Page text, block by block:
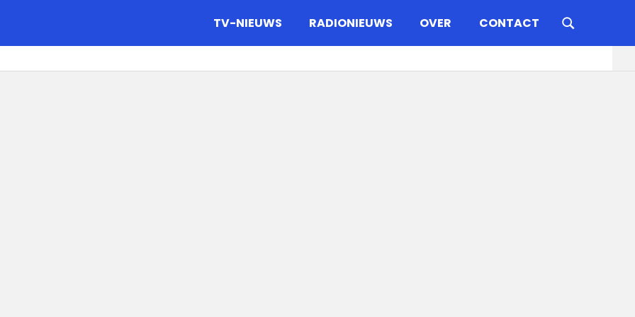
TV-NIEUWS RADIONIEUWS OVER CONTACT